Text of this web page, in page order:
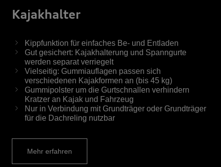
Kajak­halter
Kippfunktion für einfaches Be- und Entladen
Gut gesichert: Kajakhalterung und Spanngurte
werden separat verriegelt
Vielseitig: Gummiauflagen passen sich
verschiedenen Kajakformen an (bis 45 kg)
Gummipolster um die Gurtschnallen verhindern
Kratzer an Kajak und Fahrzeug
Nur in Verbindung mit Grundträger oder Grundträger
für die Dachreling nutzbar
Mehr erfahren